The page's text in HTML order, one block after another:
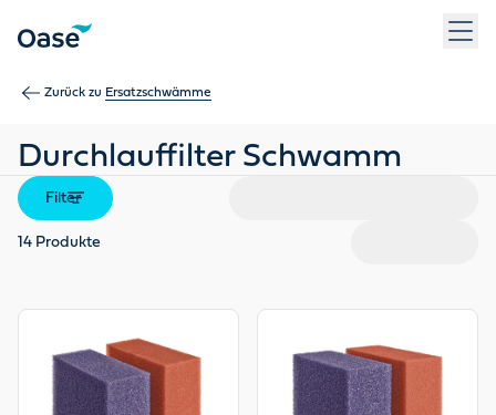
Zurück zu Ersatzschwämme
Durchlauffilter Schwamm
14 Produkte
Filter